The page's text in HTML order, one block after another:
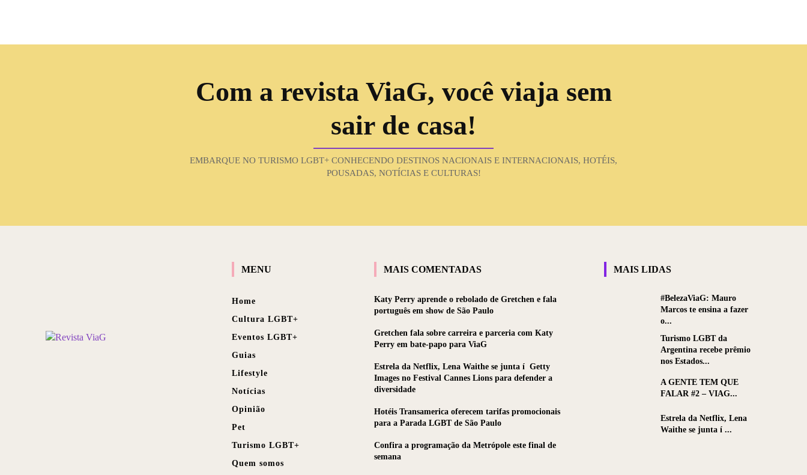
Com a revista ViaG, você viaja sem
sair de casa!
EMBARQUE NO TURISMO LGBT+ CONHECENDO DESTINOS NACIONAIS E INTERNACIONAIS, HOTÉIS,
POUSADAS, NOTÍCIAS E CULTURAS!
MENU
Home
Cultura LGBT+
Eventos LGBT+
Guias
Lifestyle
Notícias
Opinião
Pet
Turismo LGBT+
Quem somos
MAIS COMENTADAS
Katy Perry aprende o rebolado de Gretchen e fala
português em show de São Paulo
Gretchen fala sobre carreira e parceria com Katy
Perry em bate-papo para ViaG
Estrela da Netflix, Lena Waithe se junta í Getty
Images no Festival Cannes Lions para defender a
diversidade
Hotéis Transamerica oferecem tarifas promocionais
para a Parada LGBT de São Paulo
Confira a programação da Metrópole este final de
semana
MAIS LIDAS
#BelezaViaG: Mauro
Marcos te ensina a fazer
o...
Turismo LGBT da
Argentina recebe prêmio
nos Estados...
A GENTE TEM QUE
FALAR #2 – VIAG...
Estrela da Netflix, Lena
Waithe se junta í ...